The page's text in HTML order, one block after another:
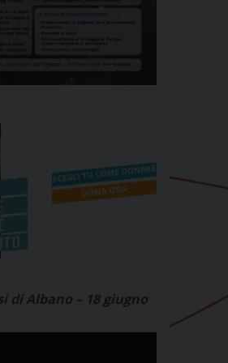
di Albano – 18 giugno